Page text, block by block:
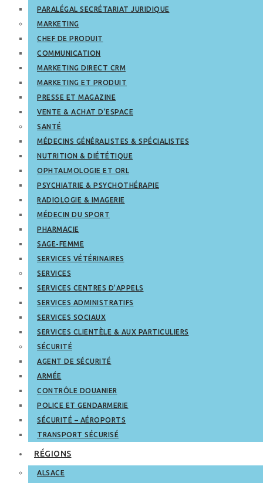
PARALÉGAL SECRÉTARIAT JURIDIQUE
MARKETING
CHEF DE PRODUIT
COMMUNICATION
MARKETING DIRECT CRM
MARKETING ET PRODUIT
PRESSE ET MAGAZINE
VENTE & ACHAT D’ESPACE
SANTÉ
MÉDECINS GÉNÉRALISTES & SPÉCIALISTES
NUTRITION & DIÉTÉTIQUE
OPHTALMOLOGIE ET ORL
PSYCHIATRIE & PSYCHOTHÉRAPIE
RADIOLOGIE & IMAGERIE
MÉDECIN DU SPORT
PHARMACIE
SAGE-FEMME
SERVICES VÉTÉRINAIRES
SERVICES
SERVICES CENTRES D’APPELS
SERVICES ADMINISTRATIFS
SERVICES SOCIAUX
SERVICES CLIENTÈLE & AUX PARTICULIERS
SÉCURITÉ
AGENT DE SÉCURITÉ
ARMÉE
CONTRÔLE DOUANIER
POLICE ET GENDARMERIE
SÉCURITÉ – AÉROPORTS
TRANSPORT SÉCURISÉ
RÉGIONS
ALSACE